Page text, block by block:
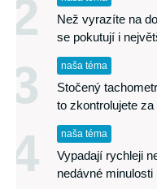
2
Než vyrazíte na
se pokutují i
3 naša téma
Stočený
to zkontrolujete za
4 naša téma
Vypadají rychleji
nedávné minulosti